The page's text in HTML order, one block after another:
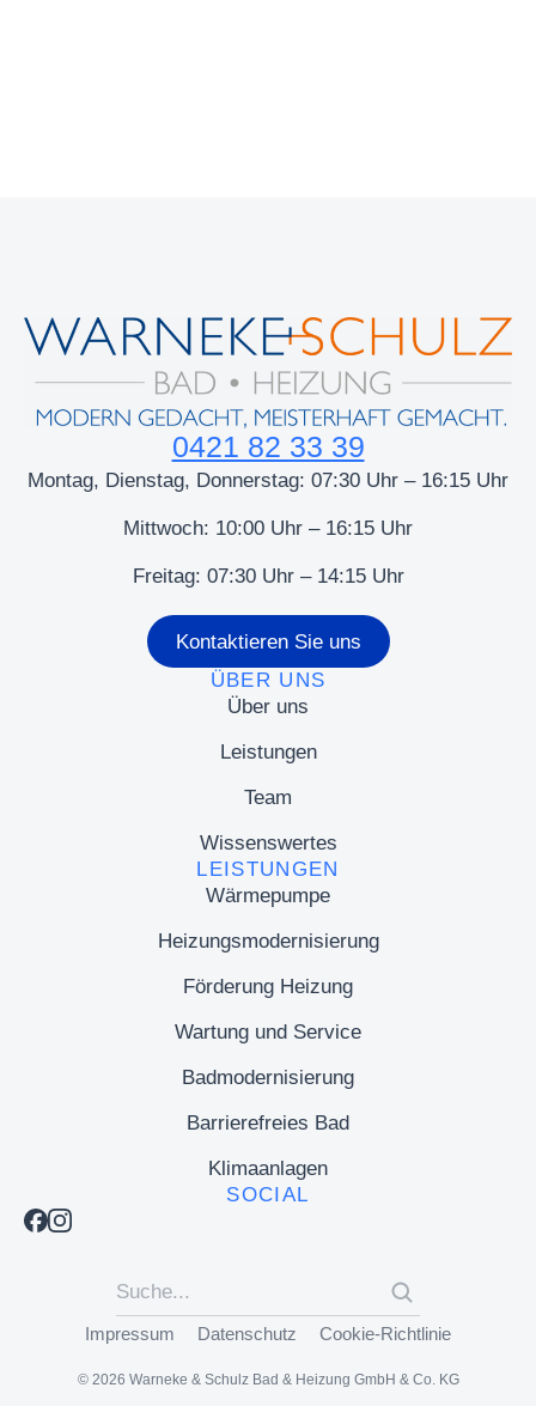
0421 82 33 39
Montag, Dienstag, Donnerstag: 07:30 Uhr – 16:15 Uhr
Mittwoch: 10:00 Uhr – 16:15 Uhr
Freitag: 07:30 Uhr – 14:15 Uhr
Kontaktieren Sie uns
ÜBER UNS
Über uns
Leistungen
Team
Wissenswertes
LEISTUNGEN
Wärmepumpe
Heizungsmodernisierung
Förderung Heizung
Wartung und Service
Badmodernisierung
Barrierefreies Bad
Klimaanlagen
SOCIAL
© 2026 Warneke & Schulz Bad & Heizung GmbH & Co. KG
Impressum Datenschutz Cookie-Richtlinie